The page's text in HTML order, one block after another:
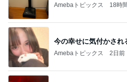
Amebaトピックス 18時
今の幸せに気付かされ
Amebaトピックス 2日前